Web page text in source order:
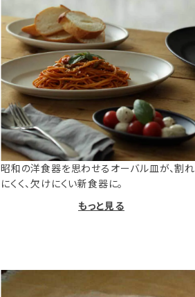
昭和の洋食器を思わせるオーバル皿が、割れ
にくく、欠けにくい新食器に。
もっと見る